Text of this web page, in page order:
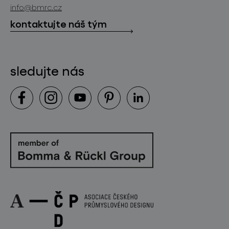
info@bmrc.cz
kontaktujte náš tým
sledujte nás